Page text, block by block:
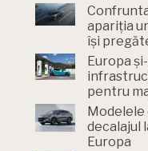
apariția
își
Europa
pentru
decalajul
Europa